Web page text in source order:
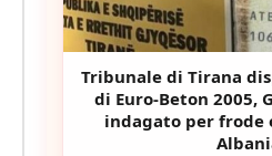
Tribunale di Tirana
di Euro-Beton 2005,
indagato per frode